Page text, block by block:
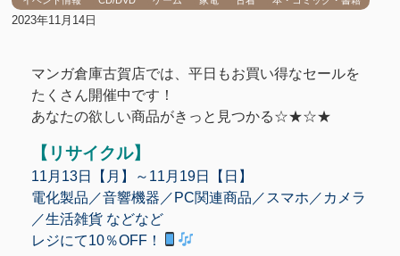
2023年11月14日
マンガ倉庫古賀店では、平日もお買い得なセールを
たくさん開催中です！
あなたの欲しい商品がきっと見つかる☆★☆★
【リサイクル】
11月13日【月】～11月19日【日】
電化製品／音響機器／PC関連商品／スマホ／カメラ
／生活雑貨 などなど
レジにて10％OFF！